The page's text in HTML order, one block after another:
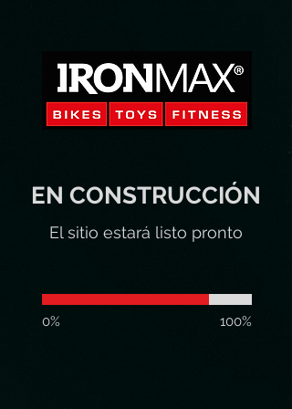
EN CONSTRUCCIÓN
El sitio estará listo pronto
0% 100%